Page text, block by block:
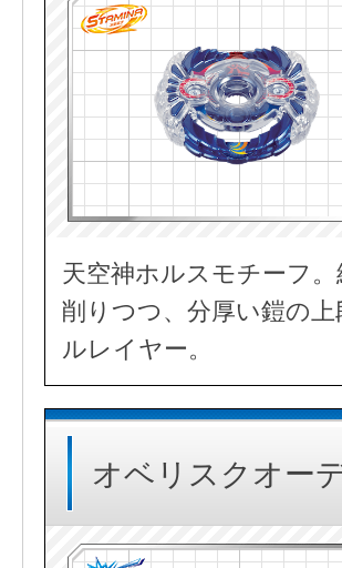
天空神ホルスモチーフ
削りつつ、分厚い鎧の
ルレイヤー。
オベリスクオー